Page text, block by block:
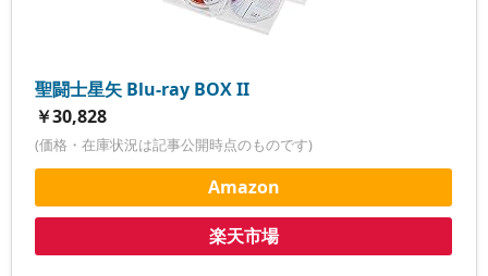
聖闘士星矢 Blu-ray BOX II
￥30,828
(価格・在庫状況は記事公開時点のものです)
Amazon
楽天市場